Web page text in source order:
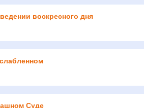
воскресного дня
Суде